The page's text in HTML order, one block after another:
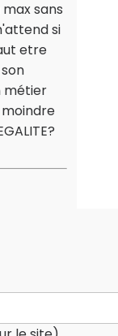
sans
si
etre
métier